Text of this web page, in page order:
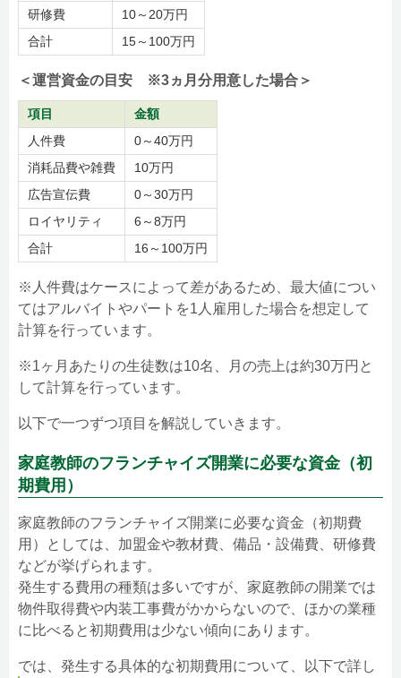
研修費
10～20万円
合計
15～100万円
＜運営資金の目安 ※3ヵ月分用意した場合＞
項目
金額
人件費
0～40万円
消耗品費や雑費
10万円
広告宣伝費
0～30万円
ロイヤリティ
6～8万円
合計
16～100万円
※人件費はケースによって差があるため、最大値につい
てはアルバイトやパートを1人雇用した場合を想定して
計算を行っています。
※1ヶ月あたりの生徒数は10名、月の売上は約30万円と
して計算を行っています。
以下で一つずつ項目を解説していきます。
家庭教師のフランチャイズ開業に必要な資金（初
期費用）
家庭教師のフランチャイズ開業に必要な資金（初期費
用）としては、加盟金や教材費、備品・設備費、研修費
などが挙げられます。
発生する費用の種類は多いですが、家庭教師の開業では
物件取得費や内装工事費がかからないので、ほかの業種
に比べると初期費用は少ない傾向にあります。
では、発生する具体的な初期費用について、以下で詳し